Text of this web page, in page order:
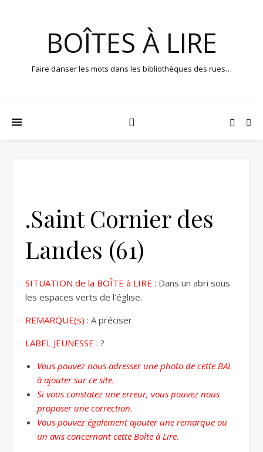
BOÎTES À LIRE
Faire danser les mots dans les bibliothèques des rues…
.Saint Cornier des
Landes (61)
SITUATION de la BOÎTE à LIRE : Dans un abri sous
les espaces verts de l’église.
REMARQUE(s) : A préciser
LABEL JEUNESSE : ?
Vous pouvez nous adresser une photo de cette BAL
à ajouter sur ce site.
Si vous constatez une erreur, vous pouvez nous
proposer une correction.
Vous pouvez également ajouter une remarque ou
un avis concernant cette Boîte à Lire.